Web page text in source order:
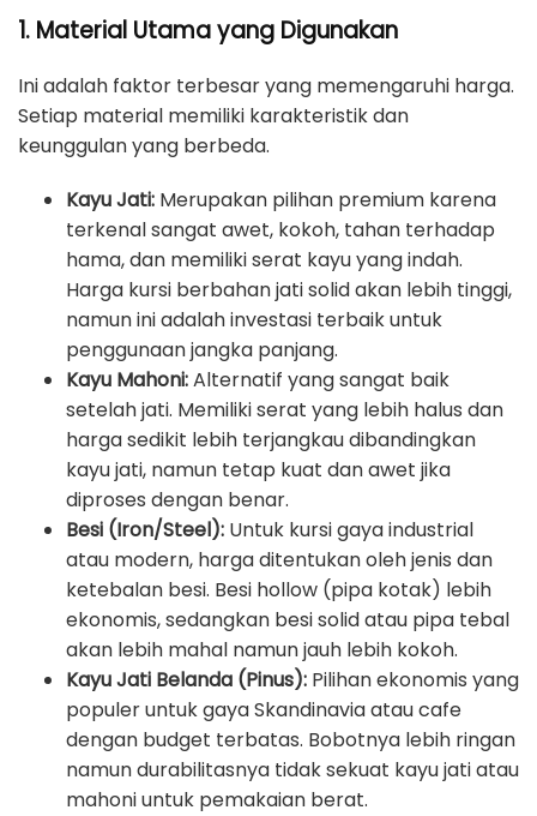
1. Material Utama yang Digunakan
Ini adalah faktor terbesar yang memengaruhi harga.
Setiap material memiliki karakteristik dan
keunggulan yang berbeda.
Kayu Jati: Merupakan pilihan premium karena
terkenal sangat awet, kokoh, tahan terhadap
hama, dan memiliki serat kayu yang indah.
Harga kursi berbahan jati solid akan lebih tinggi,
namun ini adalah investasi terbaik untuk
penggunaan jangka panjang.
Kayu Mahoni:Alternatif yang sangat baik
setelah jati. Memiliki serat yang lebih halus dan
harga sedikit lebih terjangkau dibandingkan
kayu jati, namun tetap kuat dan awet jika
diproses dengan benar.
Besi (Iron/Steel): Untuk kursi gaya industrial
atau modern, harga ditentukan oleh jenis dan
ketebalan besi. Besi hollow (pipa kotak) lebih
ekonomis, sedangkan besi solid atau pipa tebal
akan lebih mahal namun jauh lebih kokoh.
Kayu Jati Belanda (Pinus): Pilihan ekonomis yang
populer untuk gaya Skandinavia atau cafe
dengan budget terbatas. Bobotnya lebih ringan
namun durabilitasnya tidak sekuat kayu jati atau
mahoni untuk pemakaian berat.